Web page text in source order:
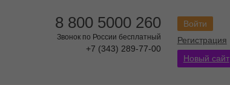
Войти
Регистрация
Новый сайт
8 800 5000 260
Звонок по России бесплатный
+7 (343) 289-77-00